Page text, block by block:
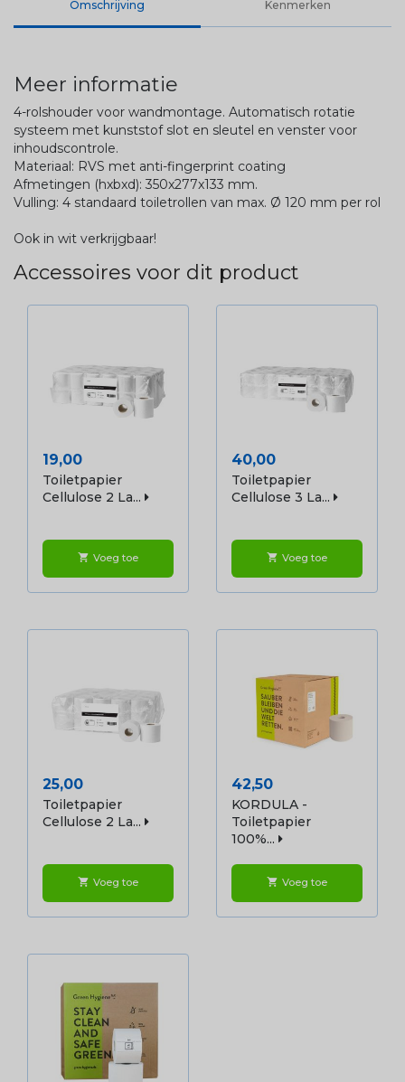
Omschrijving Kenmerken
Meer informatie
4-rolshouder voor wandmontage. Automatisch rotatie
systeem met kunststof slot en sleutel en venster voor
inhoudscontrole.
Materiaal: RVS met anti-fingerprint coating
Afmetingen (hxbxd): 350x277x133 mm.
Vulling: 4 standaard toiletrollen van max. Ø 120 mm per rol
Ook in wit verkrijgbaar!
Accessoires voor dit product
Prijs
19,00
Toiletpapier
Cellulose 2 La...
shopping_cart Voeg toe
Prijs
40,00
Toiletpapier
Cellulose 3 La...
shopping_cart Voeg toe
Prijs
25,00
Toiletpapier
Cellulose 2 La...
shopping_cart Voeg toe
Prijs
42,50
KORDULA -
Toiletpapier
100%...
shopping_cart Voeg toe